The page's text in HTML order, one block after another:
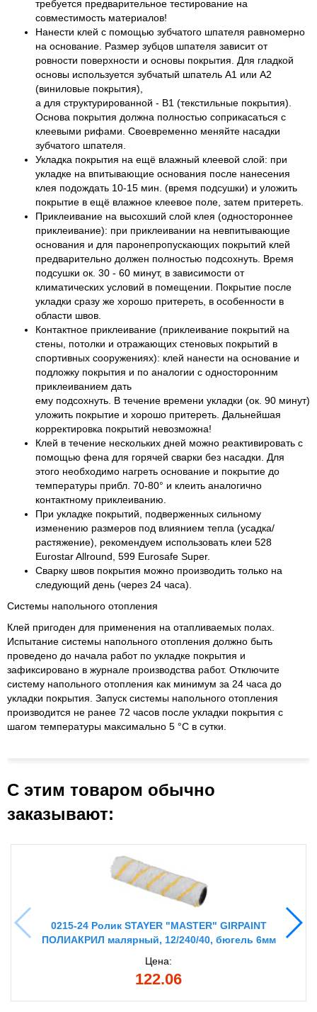
требуется предварительное тестирование на
совместимость материалов!
Нанести клей с помощью зубчатого шпателя равномерно
на основание. Размер зубцов шпателя зависит от
ровности поверхности и основы покрытия. Для гладкой
основы используется зубчатый шпатель А1 или А2
(виниловые покрытия),
а для структурированной - В1 (текстильные покрытия).
Основа покрытия должна полностью соприкасаться с
клеевыми рифами. Своевременно меняйте насадки
зубчатого шпателя.
Укладка покрытия на ещё влажный клеевой слой: при
укладке на впитывающие основания после нанесения
клея подождать 10-15 мин. (время подсушки) и уложить
покрытие в ещё влажное клеевое поле, затем притереть.
Приклеивание на высохший слой клея (одностороннее
приклеивание): при приклеивании на невпитывающие
основания и для паронепропускающих покрытий клей
предварительно должен полностью подсохнуть. Время
подсушки ок. 30 - 60 минут, в зависимости от
климатических условий в помещении. Покрытие после
укладки сразу же хорошо притереть, в особенности в
области швов.
Контактное приклеивание (приклеивание покрытий на
стены, потолки и отражающих стеновых покрытий в
спортивных сооружениях): клей нанести на основание и
подложку покрытия и по аналогии с односторонним
приклеиванием дать
ему подсохнуть. В течение времени укладки (ок. 90 минут)
уложить покрытие и хорошо притереть. Дальнейшая
корректировка покрытий невозможна!
Клей в течение нескольких дней можно реактивировать с
помощью фена для горячей сварки без насадки. Для
этого необходимо нагреть основание и покрытие до
температуры прибл. 70-80° и клеить аналогично
контактному приклеиванию.
При укладке покрытий, подверженных сильному
изменению размеров под влиянием тепла (усадка/
растяжение), рекомендуем использовать клеи 528
Eurostar Allround, 599 Eurosafe Super.
Сварку швов покрытия можно производить только на
следующий день (через 24 часа).
Системы напольного отопления
Клей пригоден для применения на отапливаемых полах.
Испытание системы напольного отопления должно быть
проведено до начала работ по укладке покрытия и
зафиксировано в журнале производства работ. Отключите
систему напольного отопления как минимум за 24 часа до
укладки покрытия. Запуск системы напольного отопления
производится не ранее 72 часов после укладки покрытия с
шагом температуры максимально 5 °C в сутки.
С этим товаром обычно
заказывают:
0215-24 Ролик STAYER "MASTER" GIRPAINT
ПОЛИАКРИЛ малярный, 12/240/40, бюгель 6мм
Цена:
122.06